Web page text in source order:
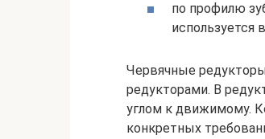
по профилю
используется
Червячные
редукторами. В
углом к движимому.
конкретных